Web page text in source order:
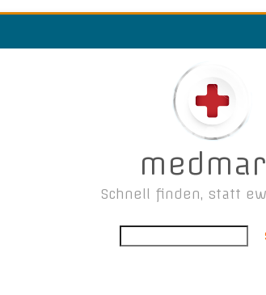
Schnell finden, statt